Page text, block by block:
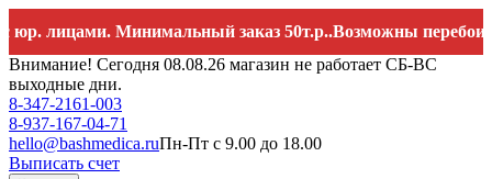
Минимальный заказ 50т.р..Возможны перебои со
Внимание! Сегодня 08.08.26 магазин не работает СБ-ВС
выходные дни.
8-347-2161-003
8-937-167-04-71
hello@bashmedica.ruПн-Пт с 9.00 до 18.00
Выписать счет